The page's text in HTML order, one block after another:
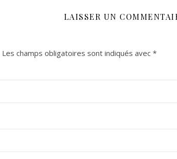
LAISSER UN
Les champs obligatoires sont indiqués avec *